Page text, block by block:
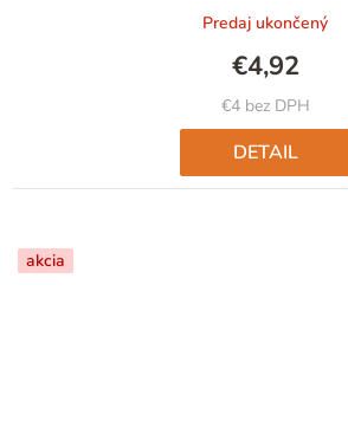
je
5,0
z
5
Predaj ukončený
€4 bez DPH
€4,92
DETAIL
akcia